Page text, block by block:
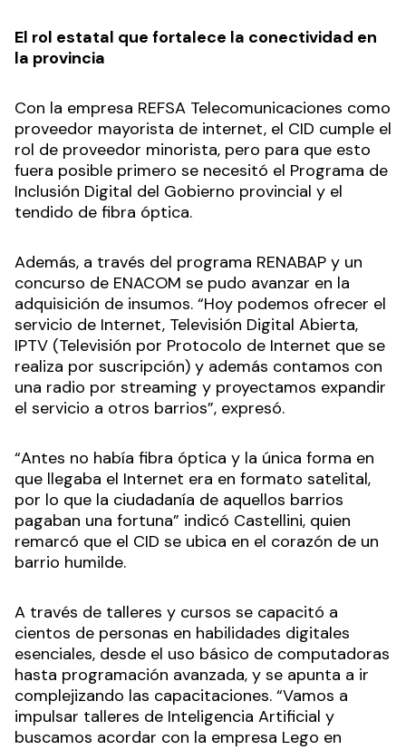
El rol estatal que fortalece la conectividad en
la provincia
Con la empresa REFSA Telecomunicaciones como
proveedor mayorista de internet, el CID cumple el
rol de proveedor minorista, pero para que esto
fuera posible primero se necesitó el Programa de
Inclusión Digital del Gobierno provincial y el
tendido de fibra óptica.
Además, a través del programa RENABAP y un
concurso de ENACOM se pudo avanzar en la
adquisición de insumos. “Hoy podemos ofrecer el
servicio de Internet, Televisión Digital Abierta,
IPTV (Televisión por Protocolo de Internet que se
realiza por suscripción) y además contamos con
una radio por streaming y proyectamos expandir
el servicio a otros barrios”, expresó.
“Antes no había fibra óptica y la única forma en
que llegaba el Internet era en formato satelital,
por lo que la ciudadanía de aquellos barrios
pagaban una fortuna” indicó Castellini, quien
remarcó que el CID se ubica en el corazón de un
barrio humilde.
A través de talleres y cursos se capacitó a
cientos de personas en habilidades digitales
esenciales, desde el uso básico de computadoras
hasta programación avanzada, y se apunta a ir
complejizando las capacitaciones. “Vamos a
impulsar talleres de Inteligencia Artificial y
buscamos acordar con la empresa Lego en